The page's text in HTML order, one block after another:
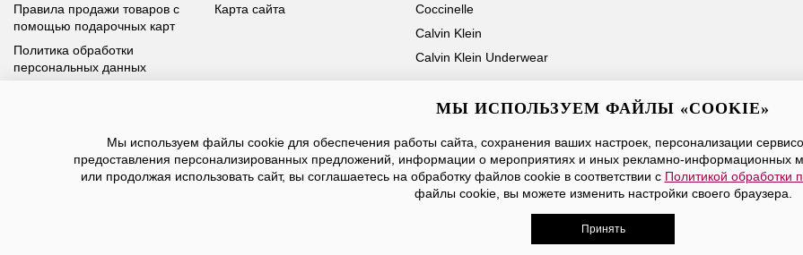
Правила продажи товаров с
помощью подарочных карт
Политика обработки
персональных данных
Карта сайта
Coccinelle
Calvin Klein
Calvin Klein Underwear
У вас возникли вопросы?
Позвоните нам по телефону8 800 100 93 39или заполните
форму, мы обязательно с вами свяжемся
Ваше имя Email
Нажимая на кнопку «Отправить», вы принимаете условияПубличной оферты
2026 ©BNSGroup — интернет-магазин модной одежды, обуви и аксессуаров. Все права защищены.
МЫ ИСПОЛЬЗУЕМ ФАЙЛЫ «COOKIE»
Мы используем файлы cookie для обеспечения работы сайта, сохранения ваших настроек, персонализации
предоставления персонализированных предложений, информации о мероприятиях и иных рекламно-информационных
или продолжая использовать сайт, вы соглашаетесь на обработку файлов cookie в соответствии с Политикой обработки
файлы cookie, вы можете изменить настройки своего браузера.
Принять